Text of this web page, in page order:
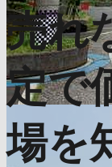
売れ
定で
場を